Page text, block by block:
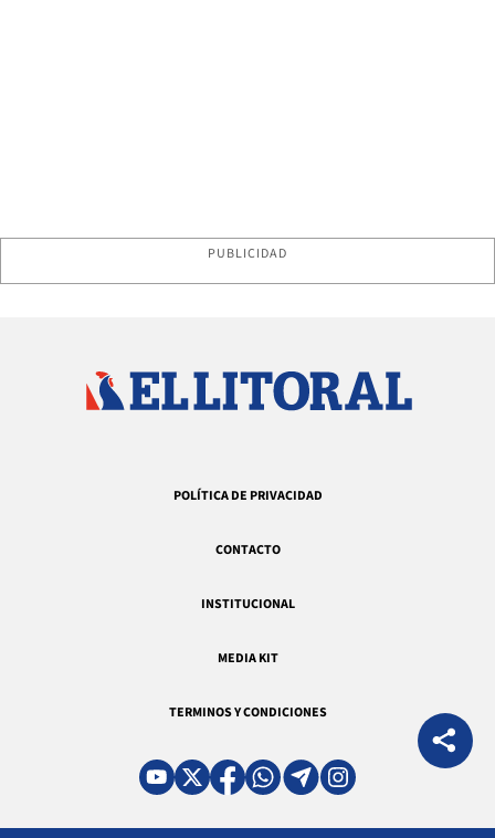
PUBLICIDAD
POLÍTICA DE PRIVACIDAD
CONTACTO
INSTITUCIONAL
MEDIA KIT
TERMINOS Y CONDICIONES